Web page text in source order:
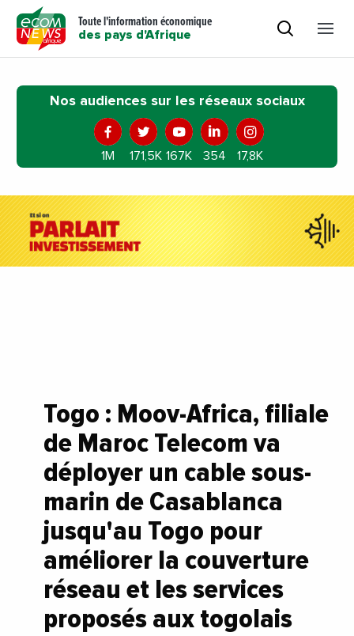
Toute l'information économique
des pays d'Afrique
Nos audiences sur les réseaux sociaux
1M 171,5K 167K 354 17,8K
Togo : Moov-Africa, filiale
de Maroc Telecom va
déployer un cable sous-
marin de Casablanca
jusqu'au Togo pour
améliorer la couverture
réseau et les services
proposés aux togolais